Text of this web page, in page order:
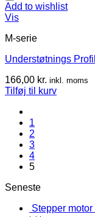
Add to wishlist
Vis
M-serie
Understøtnings
166,00 kr. inkl. moms
Tilføj til kurv
1
2
3
4
5
Seneste
Stepper